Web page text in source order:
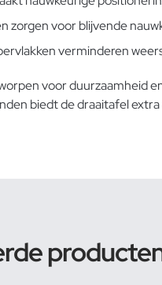
zorgen voor blijvende
verminderen
voor duurzaamheid
biedt de draaitafel